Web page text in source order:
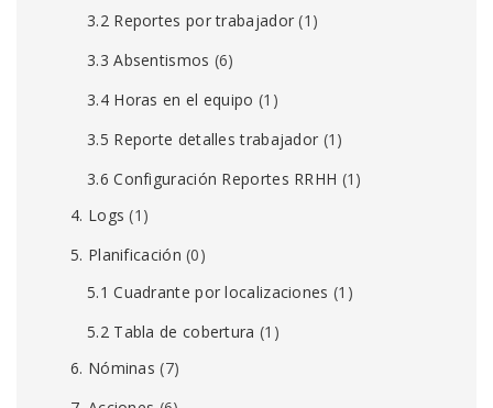
3.2 Reportes por trabajador (1)
3.3 Absentismos (6)
3.4 Horas en el equipo (1)
3.5 Reporte detalles trabajador (1)
3.6 Configuración Reportes RRHH (1)
4. Logs (1)
5. Planificación (0)
5.1 Cuadrante por localizaciones (1)
5.2 Tabla de cobertura (1)
6. Nóminas (7)